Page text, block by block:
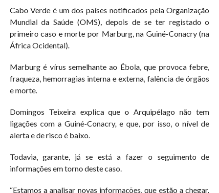
Cabo Verde é um dos países notificados pela Organização
Mundial da Saúde (OMS), depois de se ter registado o
primeiro caso e morte por Marburg, na Guiné-Conacry (na
África Ocidental).
Marburg é vírus semelhante ao Ébola, que provoca febre,
fraqueza, hemorragias interna e externa, falência de órgãos
e morte.
Domingos Teixeira explica que o Arquipélago não tem
ligações com a Guiné-Conacry, e que, por isso, o nível de
alerta e de risco é baixo.
Todavia, garante, já se está a fazer o seguimento de
informações em torno deste caso.
“Estamos a analisar novas informações, que estão a chegar.